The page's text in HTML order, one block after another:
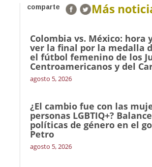
comparte Más
Colombia vs. México: hora
ver la final por la medalla
el fútbol femenino de los
Centroamericanos y del
agosto 5, 2026
¿El cambio fue con las
personas LGBTIQ+?
políticas de género en el
Petro
agosto 5, 2026